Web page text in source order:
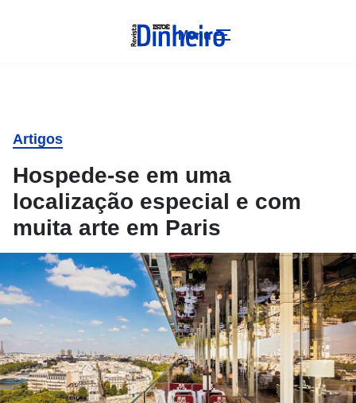
Menu
Artigos
Hospede-se em uma
localização especial e com
muita arte em Paris